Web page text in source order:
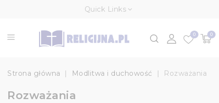
Quick Links
0
0
Strona główna Modlitwa i duchowość Rozważania
Rozważania